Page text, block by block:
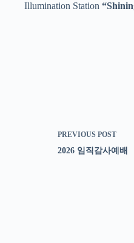
Illumination Station
PREVIOUS POST
2026 임직감사예배